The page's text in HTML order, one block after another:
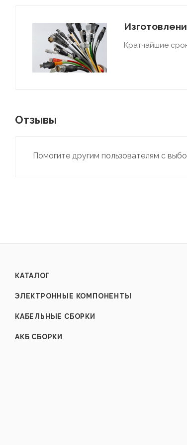
Кратчайшие
Отзывы
Помогите другим пользователям с
КАТАЛОГ
ЭЛЕКТРОННЫЕ КОМПОНЕНТЫ
КАБЕЛЬНЫЕ СБОРКИ
АКБ СБОРКИ